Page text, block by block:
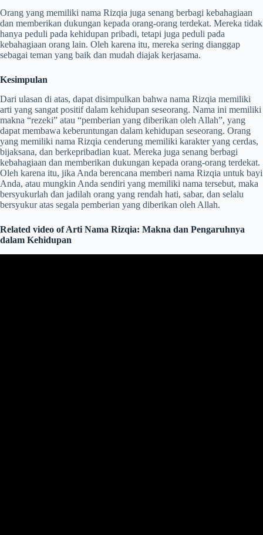
Orang yang memiliki nama Rizqia juga senang berbagi kebahagiaan
dan memberikan dukungan kepada orang-orang terdekat. Mereka tidak
hanya peduli pada kehidupan pribadi, tetapi juga peduli pada
kebahagiaan orang lain. Oleh karena itu, mereka sering dianggap
sebagai teman yang baik dan mudah diajak kerjasama.
Kesimpulan
Dari ulasan di atas, dapat disimpulkan bahwa nama Rizqia memiliki
arti yang sangat positif dalam kehidupan seseorang. Nama ini memiliki
makna “rezeki” atau “pemberian yang diberikan oleh Allah”, yang
dapat membawa keberuntungan dalam kehidupan seseorang. Orang
yang memiliki nama Rizqia cenderung memiliki karakter yang cerdas,
bijaksana, dan berkepribadian kuat. Mereka juga senang berbagi
kebahagiaan dan memberikan dukungan kepada orang-orang terdekat.
Oleh karena itu, jika Anda berencana memberi nama Rizqia untuk bayi
Anda, atau mungkin Anda sendiri yang memiliki nama tersebut, maka
bersyukurlah dan jadilah orang yang rendah hati, sabar, dan selalu
bersyukur atas segala pemberian yang diberikan oleh Allah.
Related video of Arti Nama Rizqia: Makna dan Pengaruhnya
dalam Kehidupan